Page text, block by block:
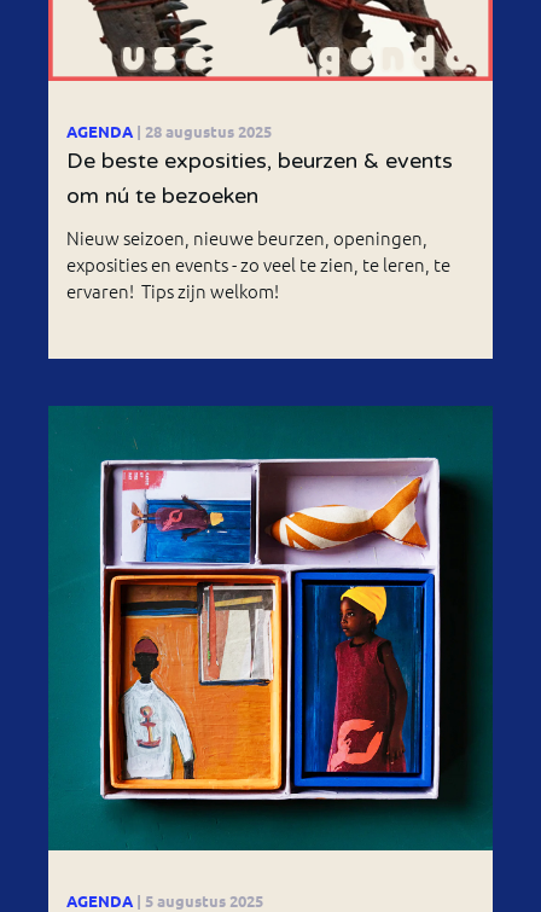
AGENDA | 28 augustus 2025
De beste exposities, beurzen & events
om nú te bezoeken
Nieuw seizoen, nieuwe beurzen, openingen,
exposities en events - zo veel te zien, te leren, te
ervaren! Tips zijn welkom!
AGENDA | 5 augustus 2025